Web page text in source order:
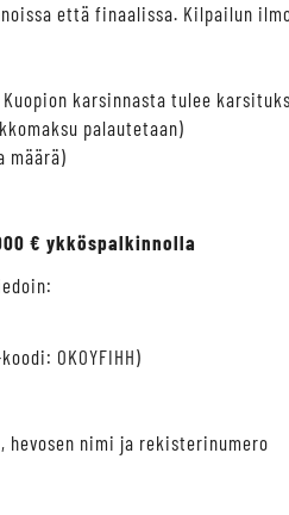
että finaalissa. Kilpailun
karsinnasta tulee
palautetaan)
määrä)
€ ykköspalkinnolla
OKOYFIHH)
nimi ja rekisterinumero